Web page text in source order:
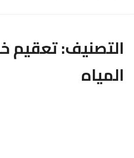
التصنيف:تعقيم
المياه